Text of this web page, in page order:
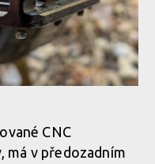
s nekompromisním
CNC
má v předozadním